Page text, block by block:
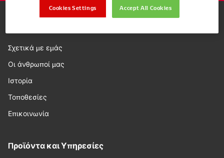
Σχετικά με εμάς
Οι άνθρωποί μας
Ιστορία
Τοποθεσίες
Επικοινωνία
Προϊόντα και Υπηρεσίες
Accept All Cookies
Cookies Settings